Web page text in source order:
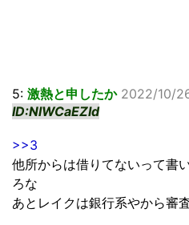
5: 激熱と申したか 2022/10/
ID:NlWCaEZId
>>3
他所からは借りてないって書
ろな
あとレイクは銀行系やから審